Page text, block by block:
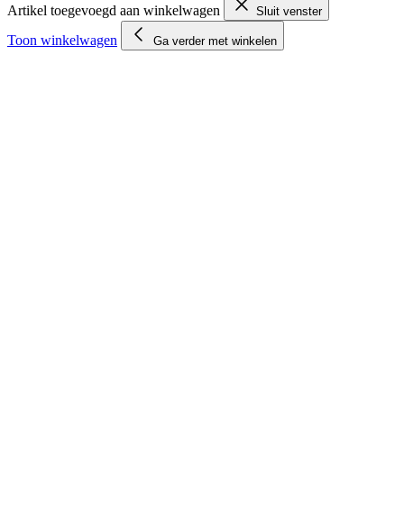
Artikel toegevoegd aan winkelwagen Sluit venster
Toon winkelwagen Ga verder met winkelen